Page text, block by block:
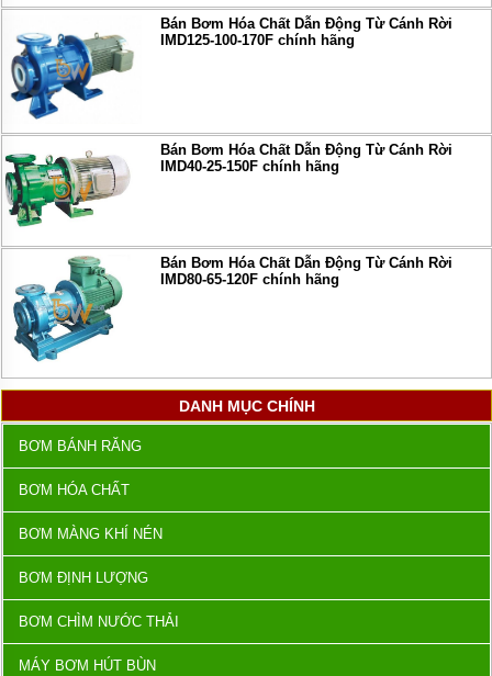
Bán Bơm Hóa Chất Dẫn Động Từ Cánh Rời
IMD125-100-170F chính hãng
Bán Bơm Hóa Chất Dẫn Động Từ Cánh Rời
IMD40-25-150F chính hãng
Bán Bơm Hóa Chất Dẫn Động Từ Cánh Rời
IMD80-65-120F chính hãng
DANH MỤC CHÍNH
BƠM BÁNH RĂNG
BƠM HÓA CHẤT
BƠM MÀNG KHÍ NÉN
BƠM ĐỊNH LƯỢNG
BƠM CHÌM NƯỚC THẢI
MÁY BƠM HÚT BÙN